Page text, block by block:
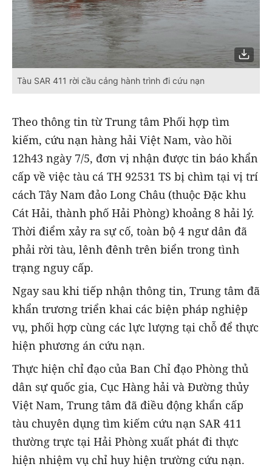
Tàu SAR 411 rời cầu cảng hành trình đi cứu nạn
Theo thông tin từ Trung tâm Phối hợp tìm
kiếm, cứu nạn hàng hải Việt Nam, vào hồi
12h43 ngày 7/5, đơn vị nhận được tin báo khẩn
cấp về việc tàu cá TH 92531 TS bị chìm tại vị trí
cách Tây Nam đảo Long Châu (thuộc Đặc khu
Cát Hải, thành phố Hải Phòng) khoảng 8 hải lý.
Thời điểm xảy ra sự cố, toàn bộ 4 ngư dân đã
phải rời tàu, lênh đênh trên biển trong tình
trạng nguy cấp.
Ngay sau khi tiếp nhận thông tin, Trung tâm đã
khẩn trương triển khai các biện pháp nghiệp
vụ, phối hợp cùng các lực lượng tại chỗ để thực
hiện phương án cứu nạn.
Thực hiện chỉ đạo của Ban Chỉ đạo Phòng thủ
dân sự quốc gia, Cục Hàng hải và Đường thủy
Việt Nam, Trung tâm đã điều động khẩn cấp
tàu chuyên dụng tìm kiếm cứu nạn SAR 411
thường trực tại Hải Phòng xuất phát đi thực
hiện nhiệm vụ chỉ huy hiện trường cứu nạn.